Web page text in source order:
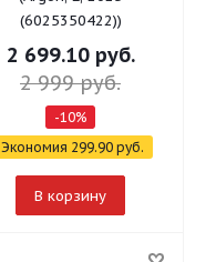
(6025350422))
2 699.10руб.
2 999руб.
-10%
Экономия 299.90руб.
В корзину